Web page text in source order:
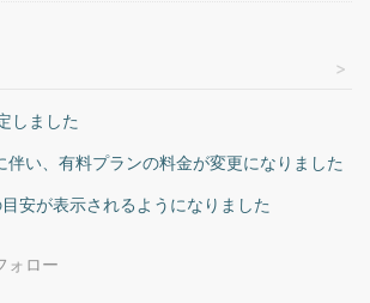
しました
伴い、有料プランの料金が変更になりました
安が表示されるようになりました
ォロー